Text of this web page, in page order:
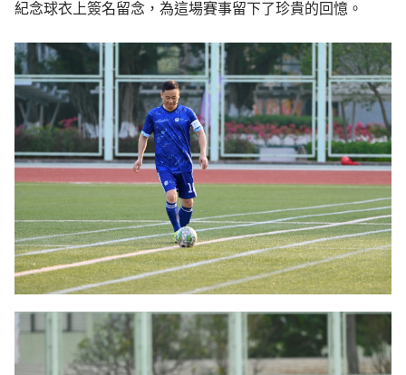
紀念球衣上簽名留念，為這場賽事留下了珍貴的回憶。